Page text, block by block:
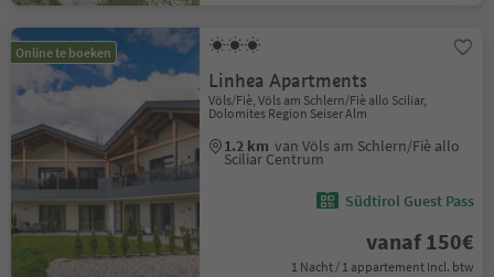
Online te boeken
Linhea Apartments
Völs/Fiè, Völs am Schlern/Fiè allo Sciliar,
Dolomites Region Seiser Alm
1.2 km van Völs am Schlern/Fiè allo
Sciliar Centrum
Südtirol Guest Pass
vanaf 150€
1 Nacht / 1 appartement Incl. btw